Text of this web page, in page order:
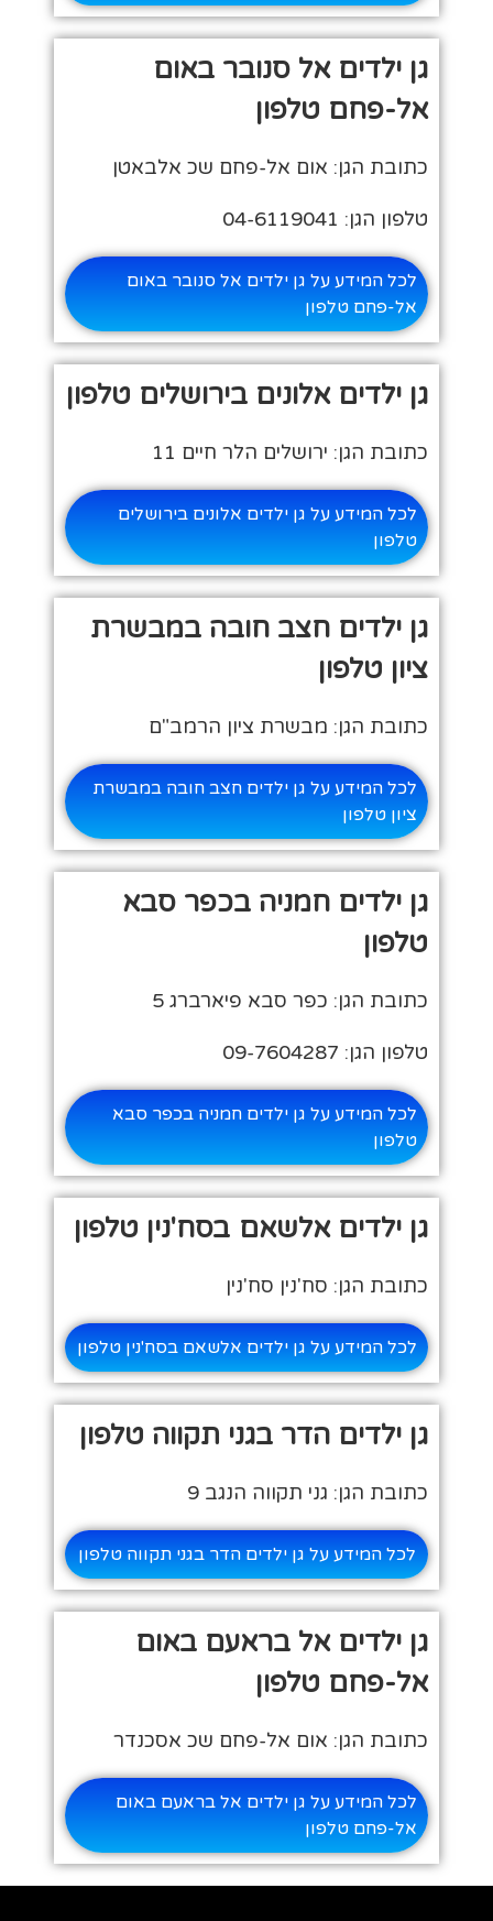
גן ילדים אל סנובר באום
אל-פחם טלפון
כתובת הגן: אום אל-פחם שכ אלבאטן
טלפון הגן: 04-6119041
לכל המידע על גן ילדים אל סנובר באום
אל-פחם טלפון
גן ילדים אלונים בירושלים טלפון
כתובת הגן: ירושלים הלר חיים 11
לכל המידע על גן ילדים אלונים בירושלים
טלפון
גן ילדים חצב חובה במבשרת
ציון טלפון
כתובת הגן: מבשרת ציון הרמב"ם
לכל המידע על גן ילדים חצב חובה במבשרת
ציון טלפון
גן ילדים חמניה בכפר סבא
טלפון
כתובת הגן: כפר סבא פיארברג 5
טלפון הגן: 09-7604287
לכל המידע על גן ילדים חמניה בכפר סבא
טלפון
גן ילדים אלשאם בסח'נין טלפון
כתובת הגן: סח'נין סח'נין
לכל המידע על גן ילדים אלשאם בסח'נין טלפון
גן ילדים הדר בגני תקווה טלפון
כתובת הגן: גני תקווה הנגב 9
לכל המידע על גן ילדים הדר בגני תקווה טלפון
גן ילדים אל בראעם באום
אל-פחם טלפון
כתובת הגן: אום אל-פחם שכ אסכנדר
לכל המידע על גן ילדים אל בראעם באום
אל-פחם טלפון